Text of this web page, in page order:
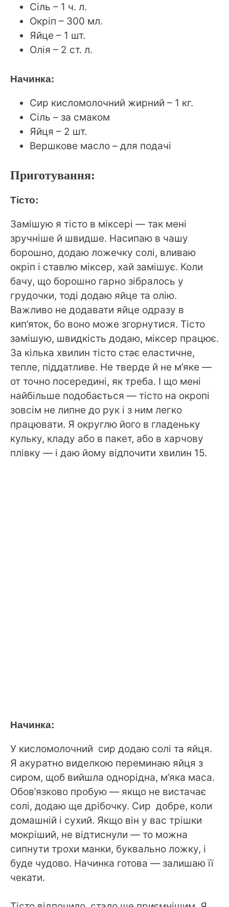
Сіль – 1 ч. л.
Окріп – 300 мл.
Яйце – 1 шт.
Олія – 2 ст. л.
Начинка:
Сир кисломолочний жирний – 1 кг.
Сіль – за смаком
Яйця – 2 шт.
Вершкове масло – для подачі
Приготування:
Тісто:
Замішую я тісто в міксері — так мені
зручніше й швидше. Насипаю в чашу
борошно, додаю ложечку солі, вливаю
окріп і ставлю міксер, хай замішує. Коли
бачу, що борошно гарно зібралось у
грудочки, тоді додаю яйце та олію.
Важливо не додавати яйце одразу в
кип’яток, бо воно може згорнутися. Тісто
замішую, швидкість додаю, міксер працює.
За кілька хвилин тісто стає еластичне,
тепле, піддатливе. Не тверде й не м’яке —
от точно посередині, як треба. І що мені
найбільше подобається — тісто на окропі
зовсім не липне до рук і з ним легко
працювати. Я округлю його в гладеньку
кульку, кладу або в пакет, або в харчову
плівку — і даю йому відпочити хвилин 15.
Начинка:
У кисломолочний сир додаю солі та яйця.
Я акуратно виделкою переминаю яйця з
сиром, щоб вийшла однорідна, м’яка маса.
Обов’язково пробую — якщо не вистачає
солі, додаю ще дрібочку. Сир добре, коли
домашній і сухий. Якщо він у вас трішки
мокріший, не відтиснули — то можна
сипнути трохи манки, буквально ложку, і
буде чудово. Начинка готова — залишаю її
чекати.